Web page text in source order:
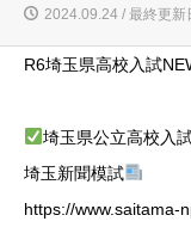
2024.09.24 / 最終更
R6埼玉県高校入試
埼玉県公立高校入
埼玉新聞模試
https://www.saitama-